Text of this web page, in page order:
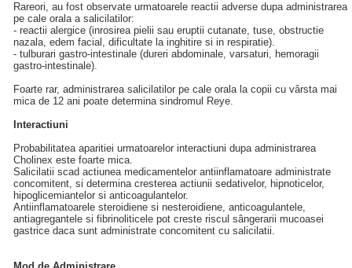
Rareori, au fost observate urmatoarele reactii adverse dupa administrarea
pe cale orala a salicilatilor:
- reactii alergice (inrosirea pielii sau eruptii cutanate, tuse, obstructie
nazala, edem facial, dificultate la inghitire si in respiratie).
- tulburari gastro-intestinale (dureri abdominale, varsaturi, hemoragii
gastro-intestinale).
Foarte rar, administrarea salicilatilor pe cale orala la copii cu vârsta mai
mica de 12 ani poate determina sindromul Reye.
Interactiuni
Probabilitatea aparitiei urmatoarelor interactiuni dupa administrarea
Cholinex este foarte mica.
Salicilatii scad actiunea medicamentelor antiinflamatoare administrate
concomitent, si determina cresterea actiunii sedativelor, hipnoticelor,
hipoglicemiantelor si anticoagulantelor.
Antiinflamatoarele steroidiene si nesteroidiene, anticoagulantele,
antiagregantele si fibrinoliticele pot creste riscul sângerarii mucoasei
gastrice daca sunt administrate concomitent cu salicilatii.